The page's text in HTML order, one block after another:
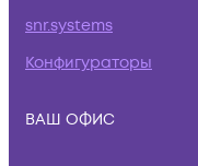
snr.systems
Конфигураторы
ВАШ ОФИС